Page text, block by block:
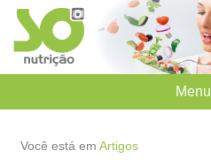
Você está emArtigos